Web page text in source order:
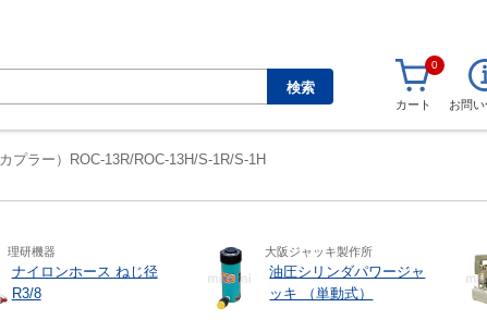
検索
0
カート お問
プラー）ROC-13R/ROC-13H/S-1R/S-1H
理研機器
ナイロンホース ねじ径
R3/8
大阪ジャッキ製作所
油圧シリンダパワージャ
ッキ （単動式）